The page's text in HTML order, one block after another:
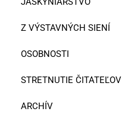
Z VÝSTAVNÝCH SIENÍ
OSOBNOSTI
STRETNUTIE ČITATEĽOV
ARCHÍV